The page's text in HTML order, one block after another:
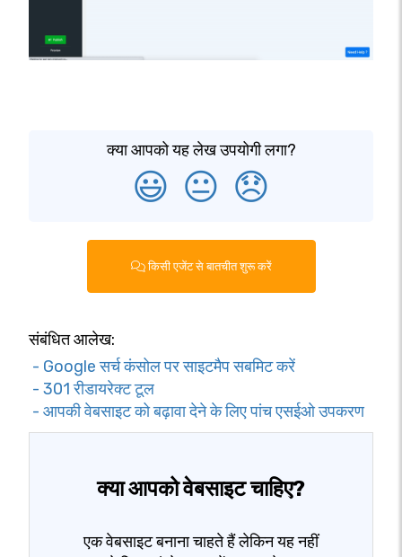
क्या आपको यह लेख उपयोगी लगा?
😃 😐 😞
किसी एजेंट से बातचीत शुरू करें
संबंधित आलेख:
- Google सर्च कंसोल पर साइटमैप सबमिट करें
- 301 रीडायरेक्ट टूल
- आपकी वेबसाइट को बढ़ावा देने के लिए पांच एसईओ उपकरण
क्या आपको वेबसाइट चाहिए?
एक वेबसाइट बनाना चाहते हैं लेकिन यह नहीं